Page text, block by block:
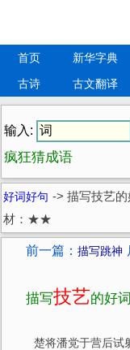
首页 新华字典
古诗
古文翻译
输入:
疯狂猜成语
好词好句 -> 描写技艺
材：★★
前一篇： 描写跳神
描写技艺的好
楚将潘党于营后试射